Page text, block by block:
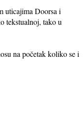
uticajima Doorsa i
tekstualnoj, tako u
na početak koliko se i